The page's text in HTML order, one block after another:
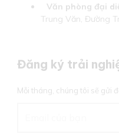
Văn phòng đại
Trung Văn, Đường
Đăng ký trải
Mỗi tháng, chúng tôi sẽ gửi